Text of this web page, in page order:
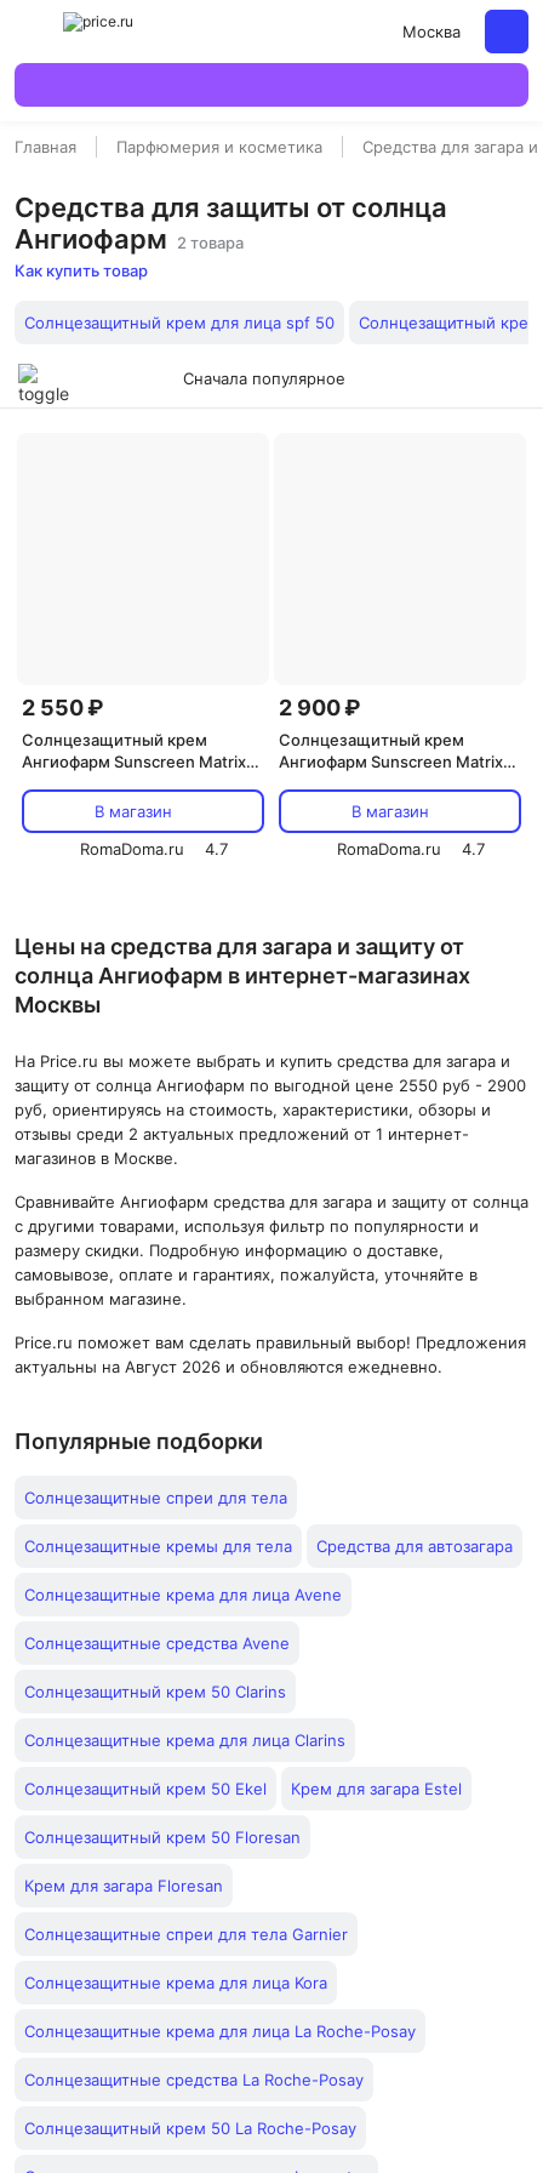
Москва
Главная Парфюмерия и косметика Средства для загара
Средства для защиты от солнца
Ангиофарм
2 товара
Как купить товар
Солнцезащитный крем для лица spf 50 Солнцезащитный
Сначала популярное
2 550 ₽
Солнцезащитный крем
Ангиофарм Sunscreen Matrix
В магазин
RomaDoma.ru
4.7
2 900 ₽
Солнцезащитный крем
Ангиофарм Sunscreen Matrix
В магазин
RomaDoma.ru
4.7
Цены на средства для загара и защиту от
солнца Ангиофарм в интернет-магазинах
Москвы
На Price.ru вы можете выбрать и купить средства для загара и
защиту от солнца Ангиофарм по выгодной цене 2550 руб - 2900
руб, ориентируясь на стоимость, характеристики, обзоры и
отзывы среди 2 актуальных предложений от 1 интернет-
магазинов в Москве.
Сравнивайте Ангиофарм средства для загара и защиту от солнца
с другими товарами, используя фильтр по популярности и
размеру скидки. Подробную информацию о доставке,
самовывозе, оплате и гарантиях, пожалуйста, уточняйте в
выбранном магазине.
Price.ru поможет вам сделать правильный выбор! Предложения
актуальны на Август 2026 и обновляются ежедневно.
Популярные подборки
Солнцезащитные спреи для тела
Солнцезащитные кремы для тела Средства для автозагара
Солнцезащитные крема для лица Avene
Солнцезащитные средства Avene
Солнцезащитный крем 50 Clarins
Солнцезащитные крема для лица Clarins
Солнцезащитный крем 50 Ekel Крем для загара Estel
Солнцезащитный крем 50 Floresan
Крем для загара Floresan
Солнцезащитные спреи для тела Garnier
Солнцезащитные крема для лица Kora
Солнцезащитные крема для лица La Roche-Posay
Солнцезащитные средства La Roche-Posay
Солнцезащитный крем 50 La Roche-Posay